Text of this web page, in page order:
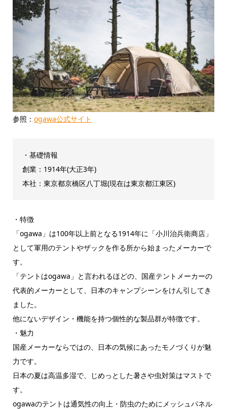
参照： ogawa公式サイト
・基礎情報
創業：1914年(大正3年)
本社：東京都京橋区八丁堀(現在は東京都江東区)
・特徴
「ogawa」は100年以上前となる1914年に「小川治兵衛商店」
として軍用のテントやザックを作る所から始まったメーカーで
す。
「テントはogawa」と言われるほどの、国産テントメーカーの
代表的メーカーとして、日本のキャンプシーンをけん引してき
ました。
他にないデザイン・機能を持つ個性的な製品群が特徴です。
・魅力
国産メーカーならではの、日本の気候にあったモノづくりが魅
力です。
日本の夏は高温多湿で、じめっとした暑さや虫対策はマストで
す。
ogawaのテントは通気性の向上・防虫のためにメッシュパネル